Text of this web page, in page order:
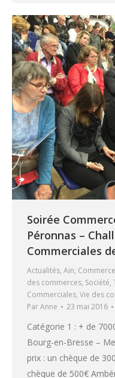
Soirée
Péronnas –
Commerciales
Actualités, Ain,
des commerces, Société,
Commerciales, Vie des
ParAnne 23 mai 2016
Catégorie 1 : + de
Bourg-en-Bresse –
prix : un chèque de
chèque de 500€